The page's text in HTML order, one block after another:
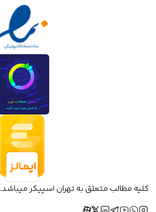
کلیه مطالب متعلق به تهران اسپیکر میباشد.